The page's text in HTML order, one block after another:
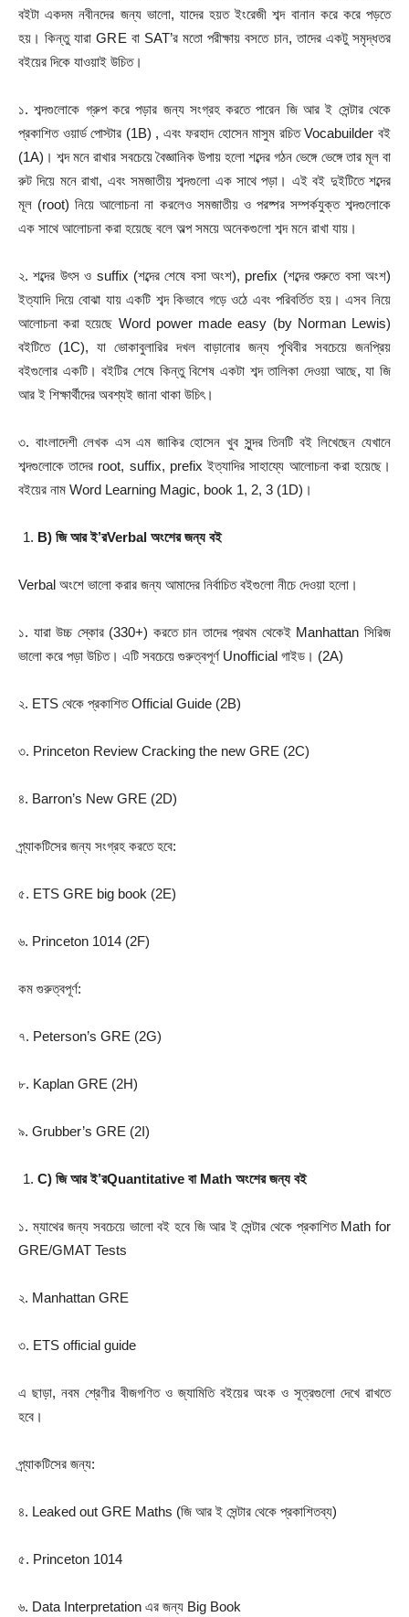
বইটা একদম নবীনদের জন্য ভালো, যাদের হয়ত ইংরেজী শব্দ বানান করে করে পড়তে
হয়। কিন্তু যারা GRE বা SAT’র মতো পরীক্ষায় বসতে চান, তাদের একটু সমৃদ্ধতর
বইয়ের দিকে যাওয়াই উচিত।
১. শব্দগুলোকে গ্রুপ করে পড়ার জন্য সংগ্রহ করতে পারেন জি আর ই সেন্টার থেকে
প্রকাশিত ওয়ার্ড পোস্টার (1B) , এবং ফরহাদ হোসেন মাসুম রচিত Vocabuilder বই
(1A)। শব্দ মনে রাখার সবচেয়ে বৈজ্ঞানিক উপায় হলো শব্দের গঠন ভেঙ্গে ভেঙ্গে তার মূল বা
রুট দিয়ে মনে রাখা, এবং সমজাতীয় শব্দগুলো এক সাথে পড়া। এই বই দুইটিতে শব্দের
মূল (root) নিয়ে আলোচনা না করলেও সমজাতীয় ও পরষ্পর সম্পর্কযুক্ত শব্দগুলোকে
এক সাথে আলোচনা করা হয়েছে বলে অল্প সময়ে অনেকগুলো শব্দ মনে রাখা যায়।
২. শব্দের উৎস ও suffix (শব্দের শেষে বসা অংশ), prefix (শব্দের শুরুতে বসা অংশ)
ইত্যাদি দিয়ে বোঝা যায় একটি শব্দ কিভাবে গড়ে ওঠে এবং পরিবর্তিত হয়। এসব নিয়ে
আলোচনা করা হয়েছে Word power made easy (by Norman Lewis)
বইটিতে (1C), যা ভোকাবুলারির দখল বাড়ানোর জন্য পৃথিবীর সবচেয়ে জনপ্রিয়
বইগুলোর একটি। বইটির শেষে কিন্তু বিশেষ একটা শব্দ তালিকা দেওয়া আছে, যা জি
আর ই শিক্ষার্থীদের অবশ্যই জানা থাকা উচিৎ।
৩. বাংলাদেশী লেখক এস এম জাকির হোসেন খুব সুন্দর তিনটি বই লিখেছেন যেখানে
শব্দগুলোকে তাদের root, suffix, prefix ইত্যাদির সাহায্যে আলোচনা করা হয়েছে।
বইয়ের নাম Word Learning Magic, book 1, 2, 3 (1D)।
B) জি আর ই’রVerbal অংশের জন্য বই
Verbal অংশে ভালো করার জন্য আমাদের নির্বাচিত বইগুলো নীচে দেওয়া হলো।
১. যারা উচ্চ স্কোর (330+) করতে চান তাদের প্রথম থেকেই Manhattan সিরিজ
ভালো করে পড়া উচিত। এটি সবচেয়ে গুরুত্বপূর্ণ Unofficial গাইড। (2A)
২. ETS থেকে প্রকাশিত Official Guide (2B)
৩. Princeton Review Cracking the new GRE (2C)
৪. Barron’s New GRE (2D)
প্র্যাকটিসের জন্য সংগ্রহ করতে হবে:
৫. ETS GRE big book (2E)
৬. Princeton 1014 (2F)
কম গুরুত্বপূর্ণ:
৭. Peterson’s GRE (2G)
৮. Kaplan GRE (2H)
৯. Grubber’s GRE (2I)
C) জি আর ই’রQuantitative বা Math অংশের জন্য বই
১. ম্যাথের জন্য সবচেয়ে ভালো বই হবে জি আর ই সেন্টার থেকে প্রকাশিত Math for
GRE/GMAT Tests
২. Manhattan GRE
৩. ETS official guide
এ ছাড়া, নবম শ্রেণীর বীজগণিত ও জ্যামিতি বইয়ের অংক ও সূত্রগুলো দেখে রাখতে
হবে।
প্র্যাকটিসের জন্য:
৪. Leaked out GRE Maths (জি আর ই সেন্টার থেকে প্রকাশিতব্য)
৫. Princeton 1014
৬. Data Interpretation এর জন্য Big Book